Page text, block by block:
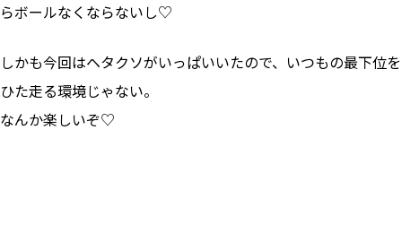
らボールなくならないし♡
しかも今回はヘタクソがいっぱいいたので、いつもの最下位を
ひた走る環境じゃない。
なんか楽しいぞ♡